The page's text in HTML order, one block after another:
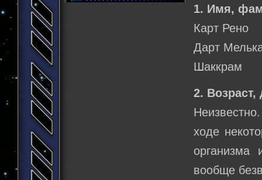
1. Имя,
Карт Рено
Дарт
Шаккрам
2. Возраст,
ходе
организма
вообще